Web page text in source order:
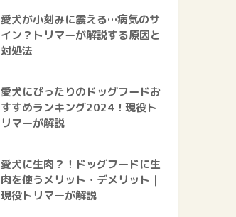
愛犬が小刻みに震える…病気のサ
イン？トリマーが解説する原因と
対処法
愛犬にぴったりのドッグフードお
すすめランキング2024！現役ト
リマーが解説
愛犬に生肉？！ドッグフードに生
肉を使うメリット・デメリット｜
現役トリマーが解説